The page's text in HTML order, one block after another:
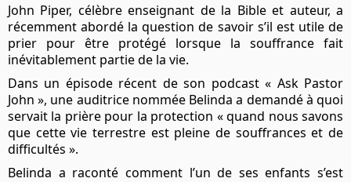
John Piper, célèbre enseignant de la Bible et auteur, a
récemment abordé la question de savoir s’il est utile de
prier pour être protégé lorsque la souffrance fait
inévitablement partie de la vie.
Dans un épisode récent de son podcast « Ask Pastor
John », une auditrice nommée Belinda a demandé à quoi
servait la prière pour la protection « quand nous savons
que cette vie terrestre est pleine de souffrances et de
difficultés ».
Belinda a raconté comment l’un de ses enfants s’est